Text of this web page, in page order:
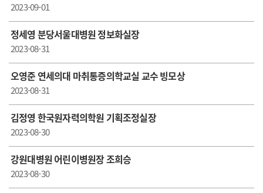
2023-09-01
정세영 분당서울대병원 정보화실장
2023-08-31
오영준 연세의대 마취통증의학교실 교수 빙모상
2023-08-31
김정영 한국원자력의학원 기획조정실장
2023-08-30
강원대병원 어린이병원장 조희승
2023-08-30